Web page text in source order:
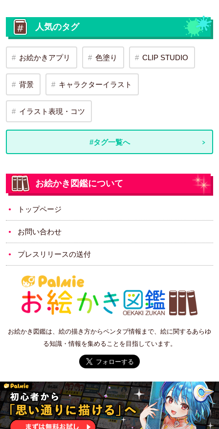
人気のタグ
お絵かきアプリ 色塗り CLIP STUDIO
背景 キャラクターイラスト
イラスト表現・コツ
#タグ一覧へ
お絵かき図鑑について
トップページ
お問い合わせ
プレスリリースの送付
お絵かき図鑑は、絵の描き方からペンタブ情報まで、絵に関するあらゆ
る知識・情報を集めることを目指しています。